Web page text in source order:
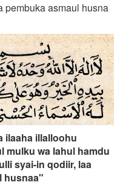
pembuka asmaul husna
ilaaha illalloohu
mulku wa lahul hamdu
syai-in qodiir, laa
husnaa"